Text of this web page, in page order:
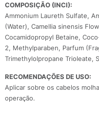
COMPOSIÇÃO (INCI):
Ammonium Laureth Sulfate,
(Water), Camellia sinensis
Cocamidopropyl Betaine,
2, Methylparaben, Parfum
Trimethylolpropane Trioleate,
RECOMENDAÇÕES DE USO:
Aplicar sobre os cabelos
operação.